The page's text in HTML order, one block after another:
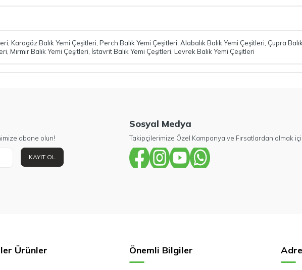
Karagöz Balık Yemi Çeşitleri Perch Balık Yemi Çeşitleri Alabalık Balık Yemi Çeşitleri Çupra
Mırmır Balık Yemi Çeşitleri İstavrit Balık Yemi Çeşitleri Levrek Balık Yemi Çeşitleri
abone olun!
KAYIT OL
Sosyal Medya
Takipçilerimize Özel Kampanya ve Fırsatlardan olmak
Ürünler Önemli Bilgiler